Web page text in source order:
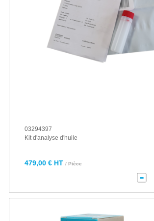
03294397
Kit d'analyse d'huile
479,00 € HT / Pièce